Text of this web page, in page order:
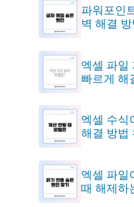
파워포인
벽 해결
엑셀 파일
빠르게 해
엑셀 수식
해결 방법
엑셀 파일
때 해제하